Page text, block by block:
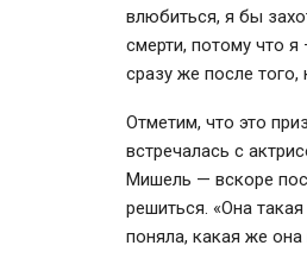
влюбиться, я бы
смерти, потому что
сразу же после того,
Отметим, что это
встречалась с
Мишель — вскоре
решиться. «Она
поняла, какая же